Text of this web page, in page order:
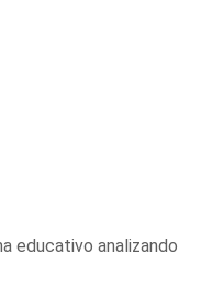
educativo analizando